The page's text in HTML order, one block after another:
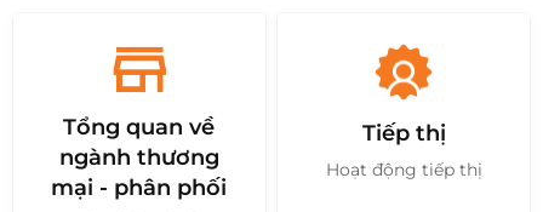
Tổng quan về
ngành thương
mại - phân phối
Tiếp thị
Hoạt động tiếp thị